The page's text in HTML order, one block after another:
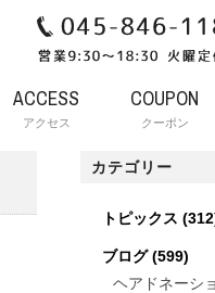
ACCESS
アクセス
COUPON
クーポン
カテゴリー
トピックス
ブログ(599)
ヘアドネーシ